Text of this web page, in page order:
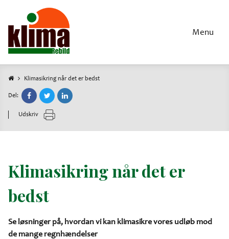
hovedindhold
Menu
Brødkrumme
Klimasikring når det er bedst
Del:
Udskriv
Klimasikring når det er
bedst
Se løsninger på, hvordan vi kan klimasikre vores udløb mod
de mange regnhændelser